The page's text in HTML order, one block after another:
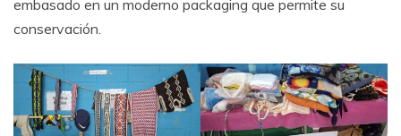
embasado en un moderno packaging que permite su
conservación.